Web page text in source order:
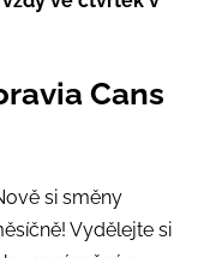
Cans
si směny
Vydělejte si